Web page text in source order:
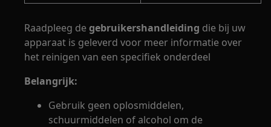
Raadpleeg degebruikershandleiding die bij uw
apparaat is geleverd voor meer informatie over
het reinigen van een specifiek onderdeel
Belangrijk:
Gebruik geen oplosmiddelen,
schuurmiddelen of alcohol om de